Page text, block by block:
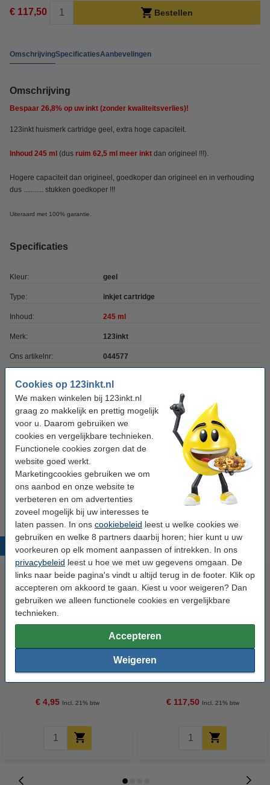
Cookies op 123inkt.nl
We maken winkelen bij 123inkt.nl
graag zo makkelijk en prettig mogelijk
voor u. Daarom gebruiken we
cookies en vergelijkbare technieken.
Functionele cookies zorgen dat de
website goed werkt.
Marketingcookies gebruiken we om
ons aanbod en onze website te
verbeteren en om advertenties
zoveel mogelijk bij uw interesses te
laten passen. In ons cookiebeleid leest u welke cookies we
gebruiken en welke 8 partners daarbij horen; hier kunt u uw
voorkeuren op elk moment aanpassen of intrekken. In ons
privacybeleid leest u hoe we met uw gegevens omgaan. De
links naar beide pagina's vindt u altijd terug in de footer. Klik op
accepteren om akkoord te gaan. Kiest u voor weigeren? Dan
gebruiken we alleen functionele cookies en vergelijkbare
technieken.
Accepteren
Weigeren
€ 117,50 Bestellen
OmschrijvingSpecificatiesAanbevelingen
Omschrijving
Bespaar 26,8% op uw inkt (zonder kwaliteitsverlies)!
123inkt huismerk cartridge geel, extra hoge capaciteit.
Inhoud 245 ml (dus ruim 62,5 ml meer inkt dan origineel !!!).
Hogere capaciteit dan origineel, goedkoper dan origineel en in verhouding
dus ........... stukken goedkoper !!!
Uiteraard met 100% garantie.
Specificaties
Kleur: geel
Type: inkjet cartridge
Inhoud: 245 ml
Merk: 123inkt
Ons artikelnr: 044577
Tip: complete set bestellen
123inkt huismerk vervangt HP 981Y multipack
zwart/cyaan/magenta/geel
€ 437,50
Tip
Wij adviseren u om deze cartridge i.p.v. de originele cartridge te
nemen.
Populaire producten
123inkt plakbandhouder zwart
€ 4,95 Incl. 21% btw
123inkt huismerk vervangt HP
981Y (L0R13A) inktcartridge
€ 117,50 Incl. 21% btw